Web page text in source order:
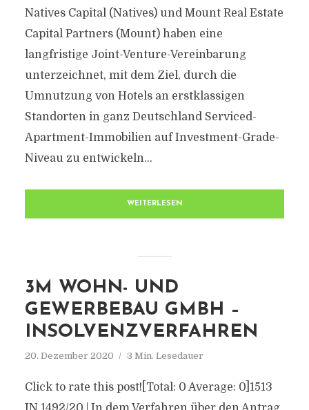
Natives Capital (Natives) und Mount Real Estate
Capital Partners (Mount) haben eine
langfristige Joint-Venture-Vereinbarung
unterzeichnet, mit dem Ziel, durch die
Umnutzung von Hotels an erstklassigen
Standorten in ganz Deutschland Serviced-
Apartment-Immobilien auf Investment-Grade-
Niveau zu entwickeln...
WEITERLESEN
3M WOHN- UND
GEWERBEBAU GMBH –
INSOLVENZVERFAHREN
20. Dezember 2020 3 Min. Lesedauer
Click to rate this post![Total: 0 Average: 0]1513